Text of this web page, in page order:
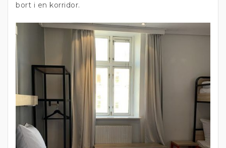
bort i en korridor.